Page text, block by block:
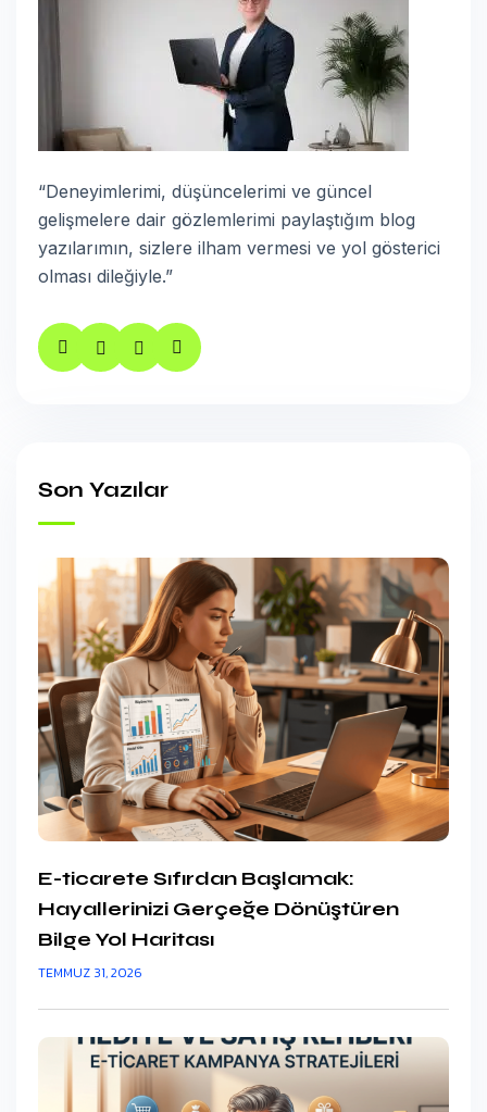
“Deneyimlerimi, düşüncelerimi ve güncel
gelişmelere dair gözlemlerimi paylaştığım blog
yazılarımın, sizlere ilham vermesi ve yol gösterici
olması dileğiyle.”
Son Yazılar
E-ticarete Sıfırdan Başlamak:
Hayallerinizi Gerçeğe Dönüştüren
Bilge Yol Haritası
TEMMUZ 31, 2026